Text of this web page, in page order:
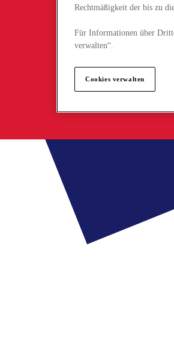
Rechtmäßigkeit der bis zu
Für Informationen über
verwalten“.
Cookies verwalten